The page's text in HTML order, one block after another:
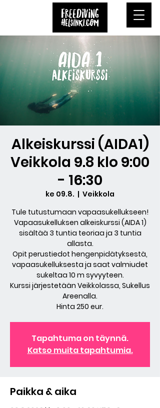
Alkeiskurssi (AIDA1)
Veikkola 9.8 klo 9:00
- 16:30
ke 09.8.
  |
Veikkola
Tule tutustumaan vapaasukellukseen!
Vapaasukelluksen alkeiskurssi (AIDA 1)
sisältää 3 tuntia teoriaa ja 3 tuntia
allasta.
Opit perustiedot hengenpidätyksestä,
vapaasukelluksesta ja saat valmiudet
sukeltaa 10 m syvyyteen.
Kurssi järjestetään Veikkolassa, Sukellus
Areenalla.
Hinta 250 eur.
Tapahtuma on täynnä.
Katso muita tapahtumia.
Paikka & aika